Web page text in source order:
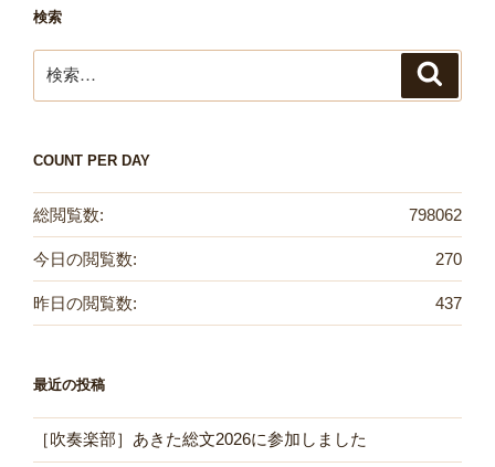
検索
索:
COUNT PER DAY
798062
総閲覧数:
270
今日の閲覧数:
437
昨日の閲覧数:
最近の投稿
［吹奏楽部］あきた総文2026に参加しました